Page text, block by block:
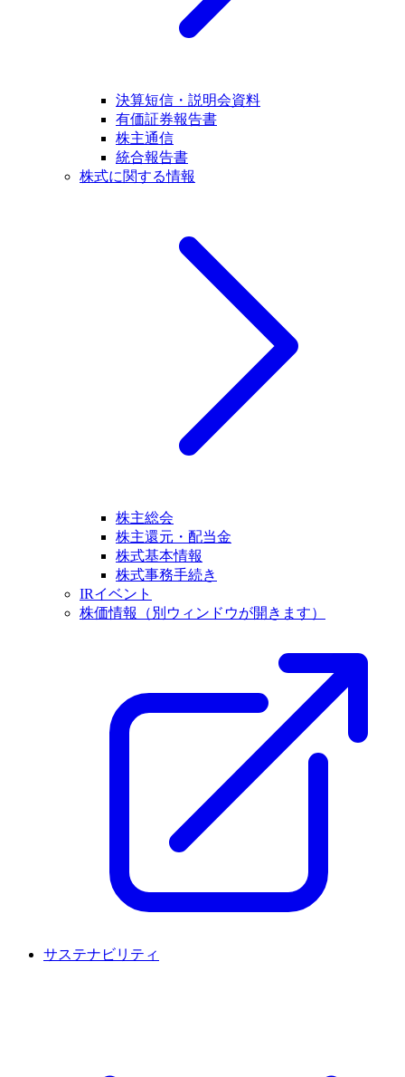
決算短信・説明会資料
有価証券報告書
株主通信
統合報告書
株式に関する情報
株主総会
株主還元・配当金
株式基本情報
株式事務手続き
IRイベント
株価情報
（別ウィンドウが開きます）
サステナビリティ